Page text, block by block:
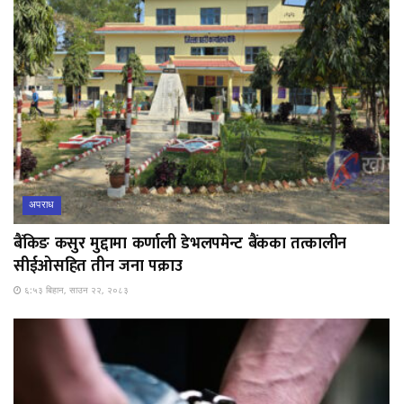
अपराध
बैंकिङ कसुर मुद्दामा कर्णाली डेभलपमेन्ट बैंकका तत्कालीन
सीईओसहित तीन जना पक्राउ
६:५३ बिहान, साउन २२, २०८३